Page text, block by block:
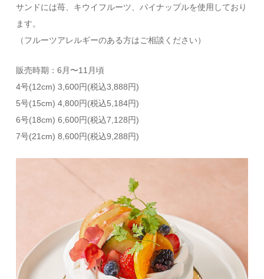
サンドには苺、キウイフルーツ、パイナップルを使用しており
ます。
（フルーツアレルギーのある方はご相談ください）
販売時期：6月〜11月頃
4号(12cm) 3,600円(税込3,888円)
5号(15cm) 4,800円(税込5,184円)
6号(18cm) 6,600円(税込7,128円)
7号(21cm) 8,600円(税込9,288円)